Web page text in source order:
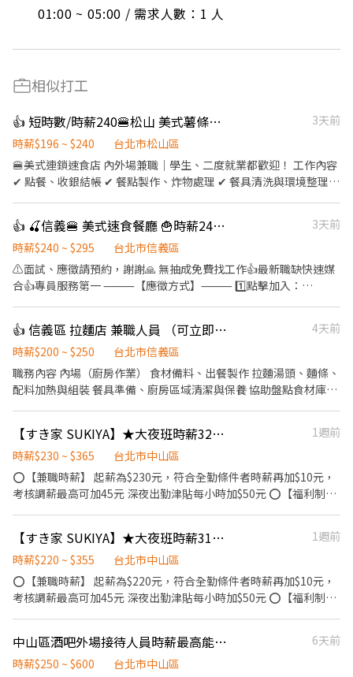
01:00 ~ 05:00 / 需求人數：1 人
相似打工
👍 短時數/時薪240🍔松山 美式薯條漢堡堡🍔免輪班/無經驗可
3天前
時薪$196 ~ $240
台北市松山區
🍔美式連鎖速食店 內外場兼職｜學生、二度就業都歡迎！ 工作內容
✔ 點餐、收銀結帳 ✔ 餐點製作、炸物處理 ✔ 餐具清洗與環境整理
00:00後另享每小時55元夜班津貼 缺額點店: 001 台北民生 晚班
17:00–20:00 ×2、小夜班 22:00–02:00 ×2 109 台北民權 晚班
17:00–20:00 ×2 302 台北南京二 早班 11:00–14:00 ×2、晚班
16:00–20:00 ×2、小夜班 22:00–01:00 ×2 527 台北南京六 小夜班
北南京二：台北市松山區南京東路五段162號1樓 527 台北南京六：
台北市松山區南京東路四段57號 ✦ ───────── ✦ 💰福利
🎌 國定假日薪資雙倍 ⛽ 油資／修繕補貼 10% 🩺 體檢補助最高
$800(短期無補貼) 🙌 推薦獎金 $600 🥤 員工餐點半價，天天都能享
優惠 🛡️ 勞健保、團保、勞退一應俱全 - 👇👇快速應徵通道👇👇 🔜請加
入專員窗口 : https://lin.ee/sSSCigY 加入後留言:姓名/電話/找威利
安排面試 美式餐廳(地區) ⛔無抽成無費用✊其他職缺也可詢問👌安心
👍 🍒信義🍔 美式速食餐廳 🍟時薪240-295🌭時數穩定
3天前
時薪$240 ~ $295
台北市信義區
⚠️面試、應徵請預約，謝謝🙏 無抽成免費找工作👍最新職缺快速媒
合👍專員服務第一 ⸻【應徵方式】⸻ 1️⃣點擊加入：
⸻⸻⸻⸻ ✅工作內容：(內外場都會接觸) 收銀點
餐、環境清潔、炸物製餐、洗滌餐具 ⸻⸻⸻⸻ ✅薪
資計算： 11-14、17-21、22-01➡️時薪 $240 其餘時段➡️時薪 $196
✔️00:00後時薪+55(夜班獎金)➡️時薪 $196+55 OR $240+55=295
⋯⋯⋯⋯⋯⋯⋯⋯⋯⋯⋯⋯ 📍忠孝四 台北市信義區忠孝東路五段
522號1樓 📍新台北101 台北市信義區市府路45號B1 📍台北夢廣場
資補貼/ 修繕補貼 體檢補助 (依規定) 員工推薦獎金 完整教育訓練
👍 信義區 拉麵店 兼職人員 （可立即上工）
4天前
時薪$200 ~ $250
台北市信義區
職務內容 內場（廚房作業） 食材備料、出餐製作 拉麵湯頭、麵條、
配料加熱與組裝 餐具準備、廚房區域清潔與保養 協助盤點食材庫存
款待服務文化。 上班時間 A班 11 ：00 - 16 ：00 B班 18：00 - 23：
00 C班 23：00 - 02：30 （每週給班至少3日唷） 1. 熱鬧市中心地帶
2. 捷運站 好近好便利 3. 面試倘若通過 可立即安排上工 面試地點：
台北市中正區臨沂街3巷1號 網站參考： https://chikumo-
於面試時詳細說明 ◎請赴約面試者，攜帶履歷供主管當場審閱
【すき家 SUKIYA】★大夜班時薪320元起(含全勤津貼獎金)★ 南京伊通店
1週前
時薪$230 ~ $365
台北市中山區
⭕【兼職時薪】 起薪為$230元，符合全勤條件者時薪再加$10元，
考核調薪最高可加45元 深夜出勤津貼每小時加$50元 ⭕【福利制
健檢 ★勞保、健保，6％勞退提撥 ★特殊班別獎勵金:五、六出勤，
上班區段須於23:00-8:00 ⭕【工作說明】 《內場》:餐點製作、食材
備料、進貨盤點 《外場》:接待服務顧客、收銀結帳、環境整潔 ★開
朗活潑有笑容 ★ＳＯＰ專業流程 ★無經驗可 ★提供完善職前教育訓
飲集團。 我們堅持使用安全及高品質的食材，當場現點現作提供美
味可口的日本國民美食-牛丼/咖哩，並以舒適衛生的用餐環境、熱
【すき家 SUKIYA】★大夜班時薪310元起(含全勤津貼獎金)★ 台北行天宮店
1週前
時薪$220 ~ $355
台北市中山區
⭕【兼職時薪】 起薪為$220元，符合全勤條件者時薪再加$10元，
考核調薪最高可加45元 深夜出勤津貼每小時加$50元 ⭕【福利制
健檢 ★勞保、健保，6％勞退提撥 ★特殊班別獎勵金:五、六出勤，
上班區段須於23:00-8:00 ⭕【工作說明】 《內場》:餐點製作、食材
中山區酒吧外場接待人員時薪最高能到500~600
6天前
時薪$250 ~ $600
台北市中山區